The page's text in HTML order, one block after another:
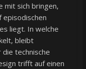
mit sich bringen,
episodischen
liegt. In welche
bleibt
die technische
trifft auf einen